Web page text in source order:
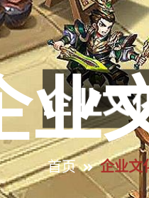
业
首页 企业文